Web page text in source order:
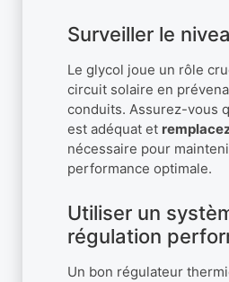
Surveiller le
Le glycol joue un rôle
circuit solaire en
conduits. Assurez-vous
est adéquat et
nécessaire pour
performance optimale.
Utiliser un
régulation
Un bon régulateur